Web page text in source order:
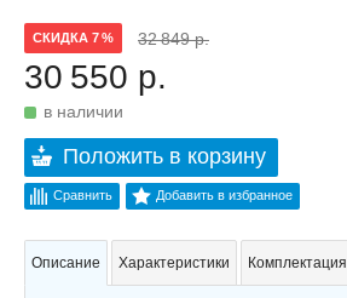
СКИДКА 7 % 32 849 р.
30 550 р.
в наличии
Положить в корзину
Сравнить Добавить в избранное
Описание Характеристики Комплектация